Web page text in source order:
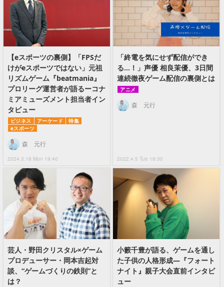
【eスポーツの裏側】「FPSだ
けがeスポーツではない」元祖
リズムゲーム『beatmania』
プロリーグ運営者が語るーコナ
ミアミューズメント担当者イン
タビュー
ビジネス アーケード
特集
eスポーツ
2024.3.18 Mon 19:40
森 元行
「終電を気にせず配信ができ
る…！」声優 相良茉優、3日間
連続徹夜ゲーム配信の裏側とは
アニメ
2022.4.5 Tue 18:30
森 元行
芸人・野田クリスタル×ゲーム
プロデューサー・岡本吉起対
談、“ゲームづくりの鉄則”と
は？
小籔千豊が語る、ゲームを通し
た子供の人格形成―『フォート
ナイト』親子大会直前インタビ
ュー